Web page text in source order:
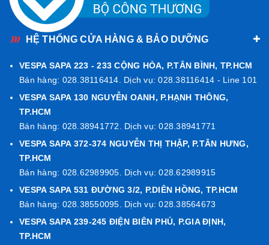
HỆ THỐNG CỬA HÀNG & BẢO DƯỠNG
VESPA SAPA 223 - 233 CỘNG HÒA, P.TÂN BÌNH, TP.HCM
Bán hàng: 028.38116414. Dịch vụ: 028.38116414 - Line 101
VESPA SAPA 130 NGUYỄN OANH, P.HẠNH THÔNG,
TP.HCM
Bán hàng: 028.38941772. Dịch vụ: 028.38941771
VESPA SAPA 372-374 NGUYỄN THỊ THẬP, P.TÂN HƯNG,
TP.HCM
Bán hàng: 028.62989905. Dịch vụ: 028.62989915
VESPA SAPA 531 ĐƯỜNG 3/2, P.DIÊN HỒNG, TP.HCM
Bán hàng: 028.38550095. Dịch vụ: 028.38564673
VESPA SAPA 239-245 ĐIỆN BIÊN PHỦ, P.GIA ĐỊNH,
TP.HCM